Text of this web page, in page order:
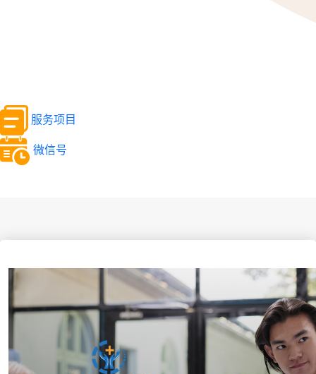
服务项目
微信号